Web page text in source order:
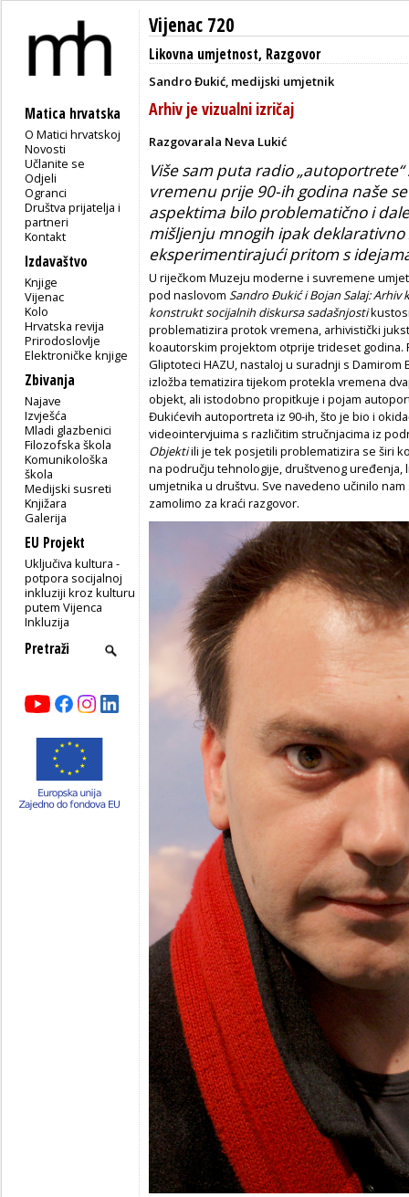
Matica hrvatska
O Matici hrvatskoj
Novosti
Učlanite se
Odjeli
Ogranci
Društva prijatelja i
partneri
Kontakt
Izdavaštvo
Knjige
Vijenac
Kolo
Hrvatska revija
Prirodoslovlje
Elektroničke knjige
Zbivanja
Najave
Izvješća
Mladi glazbenici
Filozofska škola
Komunikološka
škola
Medijski susreti
Knjižara
Galerija
EU Projekt
Uključiva kultura -
potpora socijalnoj
inkluziji kroz kulturu
putem Vijenca
Inkluzija
Vijenac 720
Likovna umjetnost, Razgovor
Sandro Đukić, medijski umjetnik
Arhiv je vizualni izričaj
Razgovarala Neva Lukić
Više sam puta radio
vremenu prije 90-ih godina naše
aspektima bilo problematično i
mišljenju mnogih ipak
eksperimentirajući pritom s
U riječkom Muzeju moderne i suvremene
pod naslovom Sandro Đukić i Bojan Salaj:
konstrukt socijalnih diskursa sadašnjosti
problematizira protok vremena, arhivistički
koautorskim projektom otprije trideset godina.
Gliptoteci HAZU, nastaloj u suradnji s Damirom
izložba tematizira tijekom protekla vremena
objekt, ali istodobno propitkuje i pojam
Đukićevih autoportreta iz 90-ih, što je bio i
videointervjuima s različitim stručnjacima iz
Objektiili je tek posjetili problematizira se širi
na području tehnologije, društvenog uređenja,
umjetnika u društvu. Sve navedeno učinilo
zamolimo za kraći razgovor.